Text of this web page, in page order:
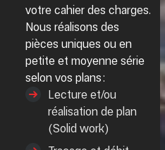
votre cahier des charges.
Nous réalisons des
pièces uniques ou en
petite et moyenne série
selon vos plans :
Lecture et/ou
réalisation de plan
(Solid work)